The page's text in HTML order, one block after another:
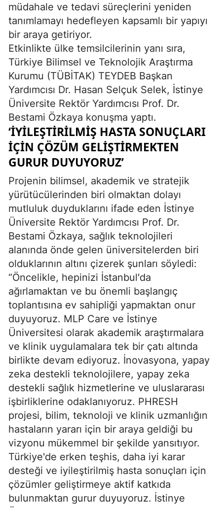
müdahale ve tedavi süreçlerini yeniden
tanımlamayı hedefleyen kapsamlı bir yapıyı
bir araya getiriyor.
Etkinlikte ülke temsilcilerinin yanı sıra,
Türkiye Bilimsel ve Teknolojik Araştırma
Kurumu (TÜBİTAK) TEYDEB Başkan
Yardımcısı Dr. Hasan Selçuk Selek, İstinye
Üniversite Rektör Yardımcısı Prof. Dr.
Bestami Özkaya konuşma yaptı.
‘İYİLEŞTİRİLMİŞ HASTA SONUÇLARI
İÇİN ÇÖZÜM GELİŞTİRMEKTEN
GURUR DUYUYORUZ’
Projenin bilimsel, akademik ve stratejik
yürütücülerinden biri olmaktan dolayı
mutluluk duyduklarını ifade eden İstinye
Üniversite Rektör Yardımcısı Prof. Dr.
Bestami Özkaya, sağlık teknolojileri
alanında önde gelen üniversitelerden biri
olduklarının altını çizerek şunları söyledi:
“Öncelikle, hepinizi İstanbul'da
ağırlamaktan ve bu önemli başlangıç
toplantısına ev sahipliği yapmaktan onur
duyuyoruz. MLP Care ve İstinye
Üniversitesi olarak akademik araştırmalara
ve klinik uygulamalara tek bir çatı altında
birlikte devam ediyoruz. İnovasyona, yapay
zeka destekli teknolojilere, yapay zeka
destekli sağlık hizmetlerine ve uluslararası
işbirliklerine odaklanıyoruz. PHRESH
projesi, bilim, teknoloji ve klinik uzmanlığın
hastaların yararı için bir araya geldiği bu
vizyonu mükemmel bir şekilde yansıtıyor.
Türkiye'de erken teşhis, daha iyi karar
desteği ve iyileştirilmiş hasta sonuçları için
çözümler geliştirmeye aktif katkıda
bulunmaktan gurur duyuyoruz. İstinye